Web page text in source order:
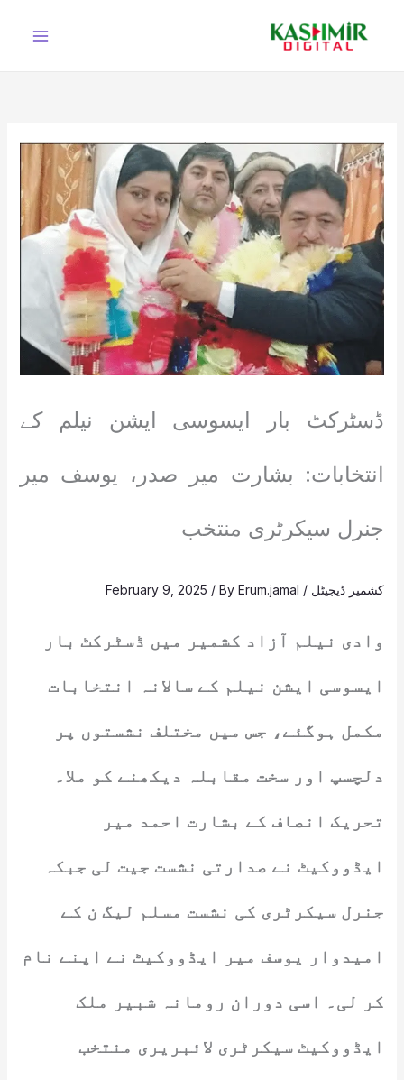
ڈسٹرکٹ بار ایسوسی ایشن نیلم کے
انتخابات: بشارت میر صدر، یوسف میر
جنرل سیکرٹری منتخب
کشمیر ڈیجیٹل /
February 9, 2025 / ByErum.jamal
وادی نیلم آزاد کشمیر میں ڈسٹرکٹ بار
ایسوسی ایشن نیلم کے سالانہ انتخابات
مکمل ہوگئے، جس میں مختلف نشستوں پر
دلچسپ اور سخت مقابلہ دیکھنے کو ملا۔
تحریک انصاف کے بشارت احمد میر
ایڈووکیٹ نے صدارتی نشست جیت لی جبکہ
جنرل سیکرٹری کی نشست مسلم لیگ ن کے
امیدوار یوسف میر ایڈووکیٹ نے اپنے نام
کر لی۔ اسی دوران رومانہ شبیر ملک
ایڈووکیٹ سیکرٹری لائبریری منتخب